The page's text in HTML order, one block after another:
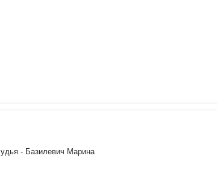
- Базилевич Марина